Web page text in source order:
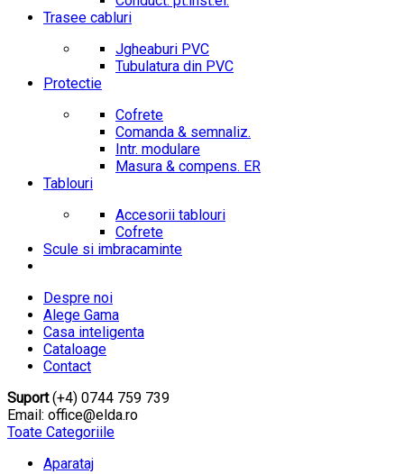
Trasee cabluri
Jgheaburi PVC
Tubulatura din PVC
Protectie
Cofrete
Comanda & semnaliz.
Intr. modulare
Masura & compens. ER
Tablouri
Accesorii tablouri
Cofrete
Scule si imbracaminte
Despre noi
Alege Gama
Casa inteligenta
Cataloage
Contact
Suport(+4) 0744 759 739
Email: office@elda.ro
Toate Categoriile
Aparataj